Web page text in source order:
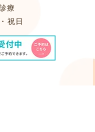
療
祝日